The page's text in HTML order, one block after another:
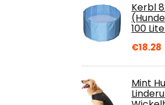
Kerbl
100
€18.28
Mint